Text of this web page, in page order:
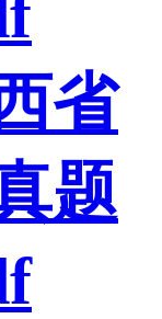
省
题